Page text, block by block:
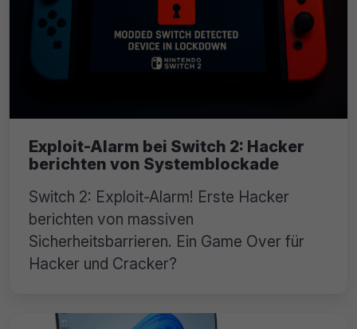
Exploit-Alarm bei Switch 2: Hacker
berichten von Systemblockade
Switch 2: Exploit-Alarm! Erste Hacker
berichten von massiven
Sicherheitsbarrieren. Ein Game Over für
Hacker und Cracker?